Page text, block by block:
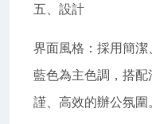
五、設計
界面風格：採用簡潔
藍色為主色調，搭
謹、高效的辦公氛圍。